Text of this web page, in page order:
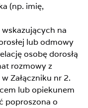
(np. imię,
na
lub odmowy
osobę dorosłą
rozmowy z
Załączniku nr 2.
lub opiekunem
poproszona o